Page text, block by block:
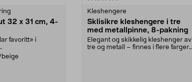
32 x 31 cm, 4-
favoritt» i
Kleshengere
Sklisikre kleshengere i tre
med metallpinne, 8-pakning
Elegant og skikkelig kleshenger av
tre og metall – finnes i flere farger.